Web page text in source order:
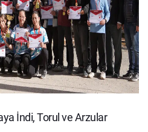
İndi, Torul ve Arzular